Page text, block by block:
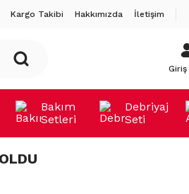
Kargo Takibi Hakkımızda İletişim
Giriş
Bakım
Setleri
Debriyaj
Seti